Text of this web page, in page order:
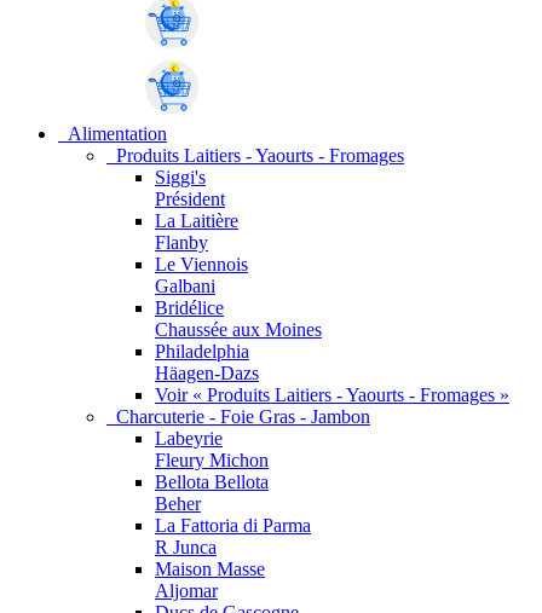
Alimentation
Produits Laitiers - Yaourts - Fromages
Siggi's
Président
La Laitière
Flanby
Le Viennois
Galbani
Bridélice
Chaussée aux Moines
Philadelphia
Häagen-Dazs
Voir « Produits Laitiers - Yaourts - Fromages »
Charcuterie - Foie Gras - Jambon
Labeyrie
Fleury Michon
Bellota Bellota
Beher
La Fattoria di Parma
R Junca
Maison Masse
Aljomar